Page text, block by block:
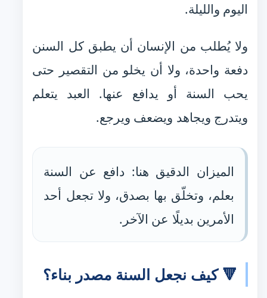
اليوم والليلة.
ولا يُطلب من الإنسان أن يطبق كل السنن
دفعة واحدة، ولا أن يخلو من التقصير حتى
يحب السنة أو يدافع عنها. العبد يتعلم
ويتدرج ويجاهد ويضعف ويرجع.
الميزان الدقيق هنا: دافع عن السنة
بعلم، وتخلّق بها بصدق، ولا تجعل أحد
الأمرين بديلًا عن الآخر.
🔻 كيف نجعل السنة مصدر بناء؟